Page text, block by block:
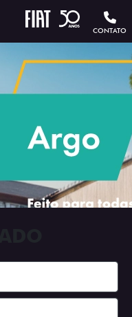
CONTATO